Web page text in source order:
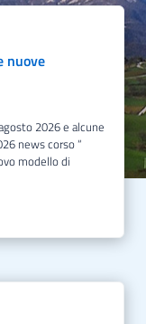
nuove
news corso “
modello di